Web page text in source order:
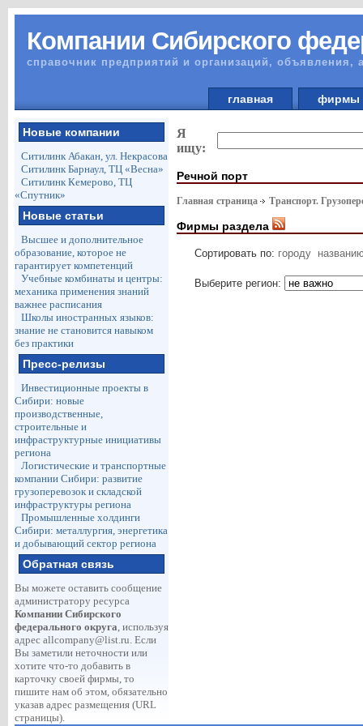
Компании Сибирского
справочник предприятий и организаций, объявления,
главная
Новые компании
Ситилинк Абакан, ул. Некрасова
Ситилинк Барнаул, ТЦ «Весна»
Ситилинк Кемерово, ТЦ
«Спутник»
Новые статьи
Высшее и дополнительное
образование, которое не
гарантирует компетенций
Учебные комбинаты и центры:
механика применения знаний
важнее расписания
Школы иностранных языков:
знание не становится навыком
без практики
Пресс-релизы
Инвестиционные проекты в
Сибири: новые
производственные,
строительные и
инфраструктурные инициативы
региона
Логистические и транспортные
компании Сибири: развитие
грузоперевозок и складской
инфраструктуры региона
Промышленные холдинги
Сибири: металлургия, энергетика
и добывающий сектор региона
Обратная связь
Вы можете оставить сообщение
администратору ресурса
Компании Сибирского
федерального округа, используя
адрес allcompany@list.ru. Если
Вы заметили неточности или
хотите что-то добавить в
карточку своей фирмы, то
пишите нам об этом, обязательно
указав адрес размещения (URL
страницы).
Я
ищу:
Речной порт
Главная страница Транспорт.
Фирмы раздела
Сортировать по: городу
Выберите регион: